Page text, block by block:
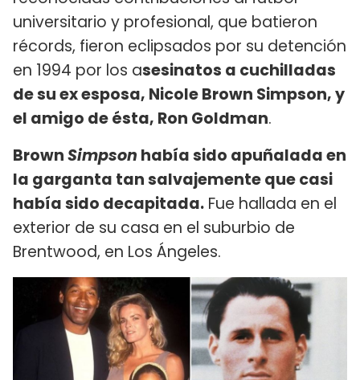
universitario y profesional, que batieron
récords, fieron eclipsados por su detención
en 1994 por los asesinatos a cuchilladas
de su ex esposa, Nicole Brown Simpson, y
el amigo de ésta, Ron Goldman.
BrownSimpson había sido apuñalada en
la garganta tan salvajemente que casi
había sido decapitada. Fue hallada en el
exterior de su casa en el suburbio de
Brentwood, en Los Ángeles.